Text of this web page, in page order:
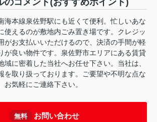
のコメント(おすすめポイント)
海本線泉佐野駅にも近くて便利。忙しいあな
使えるのが敷地内ごみ置き場です。クレジッ
がお支払いいただけるので、決済の手間が軽
が良い物件です。泉佐野市エリアにある賃貸
域に密着した当社へお任せ下さい。当社は、
を取り扱っております。ご要望や不明な点な
お気軽にご連絡下さい。
無料 お問い合わせ